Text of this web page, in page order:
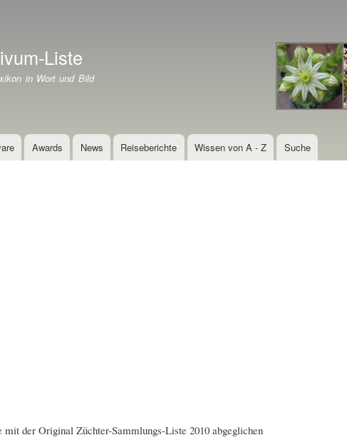
Inhalt
Liste
in Wort und Bild
Awards News Reiseberichte Wissen von A - Z Suche
mit der Original Züchter-Sammlungs-Liste 2010 abgeglichen